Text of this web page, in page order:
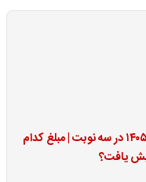
شارژ کالابرگ الکترونیکی مرداد ۱۴۰۵ در سه نوبت | مبلغ کدام
یافت؟